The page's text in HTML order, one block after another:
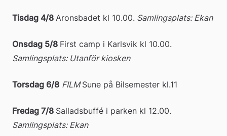
Tisdag 4/8 Aronsbadet kl 10.00. Samlingsplats: Ekan
Onsdag 5/8
Samlingsplats: Utanför kiosken
Torsdag 6/8 FILM Sune på Bilsemester kl.11
Fredag 7/8
Samlingsplats: Ekan